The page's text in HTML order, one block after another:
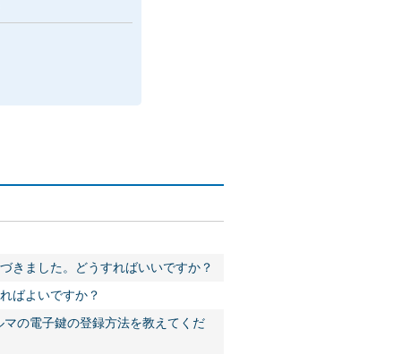
きました。どうすればいいですか？
ばよいですか？
の電子鍵の登録方法を教えてくだ